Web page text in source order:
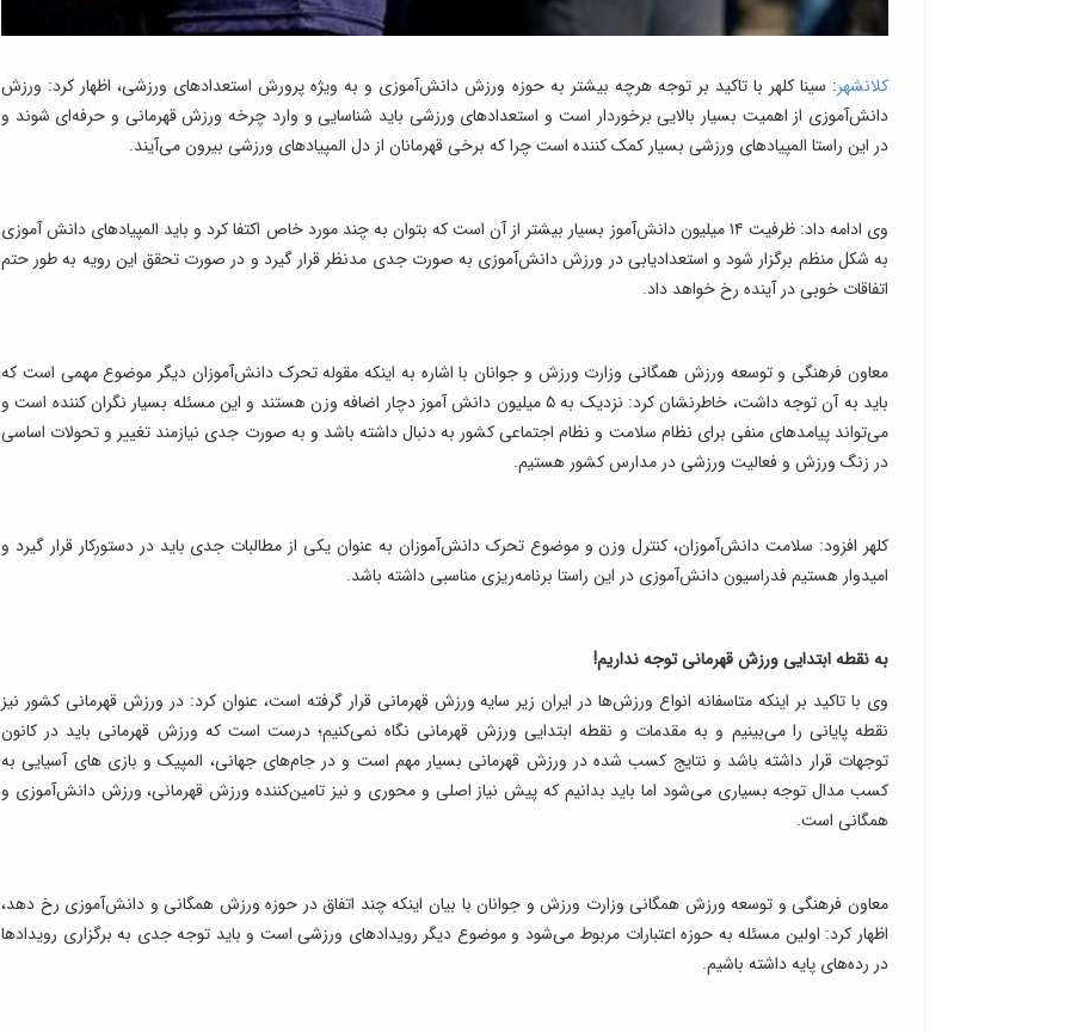
کلانشهر: سینا کلهر با تاکید بر توجه هرچه بیشتر به حوزه ورزش دانش‌آموزی و به ویژه پرورش استعدادهای ورزشی، اظهار کرد: ورزش
دانش‌آموزی از اهمیت بسیار بالایی برخوردار است و استعدادهای ورزشی باید شناسایی و وارد چرخه ورزش قهرمانی و حرفه‌ای شوند و
در این راستا المپیادهای ورزشی بسیار کمک کننده است چرا که برخی قهرمانان از دل المپیادهای ورزشی بیرون می‌آیند.
وی ادامه داد: ظرفیت ۱۴ میلیون دانش‌آموز بسیار بیشتر از آن است که بتوان به چند مورد خاص اکتفا کرد و باید المپیادهای دانش آموزی
به شکل منظم برگزار شود و استعدادیابی در ورزش دانش‌آموزی به صورت جدی مدنظر قرار گیرد و در صورت تحقق این رویه به طور حتم
اتفاقات خوبی در آینده رخ خواهد داد.
معاون فرهنگی و توسعه ورزش همگانی وزارت ورزش و جوانان با اشاره به اینکه مقوله تحرک دانش‌آموزان دیگر موضوع مهمی است که
باید به آن توجه داشت، خاطرنشان کرد: نزدیک به ۵ میلیون دانش آموز دچار اضافه وزن هستند و این مسئله بسیار نگران کننده است و
می‌تواند پیامدهای منفی برای نظام سلامت و نظام اجتماعی کشور به دنبال داشته باشد و به صورت جدی نیازمند تغییر و تحولات اساسی
در زنگ ورزش و فعالیت ورزشی در مدارس کشور هستیم.
کلهر افزود: سلامت دانش‌آموزان، کنترل وزن و موضوع تحرک دانش‌آموزان به عنوان یکی از مطالبات جدی باید در دستورکار قرار گیرد و
امیدوار هستیم فدراسیون دانش‌آموزی در این راستا برنامه‌ریزی مناسبی داشته باشد.
به نقطه ابتدایی ورزش قهرمانی توجه نداریم!
وی با تاکید بر اینکه متاسفانه انواع ورزش‌ها در ایران زیر سایه ورزش قهرمانی قرار گرفته است، عنوان کرد: در ورزش قهرمانی کشور نیز
نقطه پایانی را می‌بینیم و به مقدمات و نقطه ابتدایی ورزش قهرمانی نگاه نمی‌کنیم؛ درست است که ورزش قهرمانی باید در کانون
توجهات قرار داشته باشد و نتایج کسب شده در ورزش قهرمانی بسیار مهم است و در جام‌های جهانی، المپیک و بازی های آسیایی به
کسب مدال توجه بسیاری می‌شود اما باید بدانیم که پیش نیاز اصلی و محوری و نیز تامین‌کننده ورزش قهرمانی، ورزش دانش‌آموزی و
همگانی است.
معاون فرهنگی و توسعه ورزش همگانی وزارت ورزش و جوانان با بیان اینکه چند اتفاق در حوزه ورزش همگانی و دانش‌آموزی رخ دهد،
اظهار کرد: اولین مسئله به حوزه اعتبارات مربوط می‌شود و موضوع دیگر رویدادهای ورزشی است و باید توجه جدی به برگزاری رویدادها
در رده‌های پایه داشته باشیم.